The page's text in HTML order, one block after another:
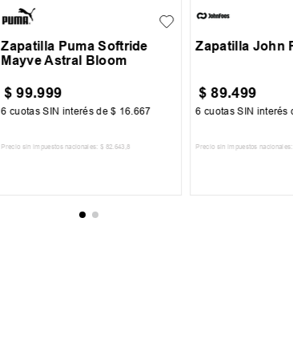
38
Zapatilla Puma Softride
Mayve Astral Bloom
$ 99.999
6 cuotas SIN interés de$ 16 667
Precio sin impuestos nacionales: $ 82.643 ,8
Zapatilla John
$ 89.499
6 cuotas SIN interés
Precio sin impuestos nacionales: